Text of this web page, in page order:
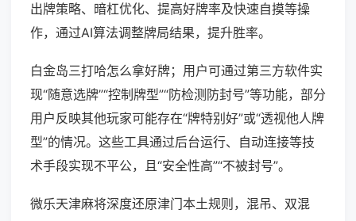
出牌策略、暗杠优化、提高好牌率及快速自摸等操
作，通过AI算法调整牌局结果，提升胜率。
白金岛三打哈怎么拿好牌；用户可通过第三方软件实
现“随意选牌”“控制牌型”“防检测防封号”等功能，部分
用户反映其他玩家可能存在“牌特别好”或“透视他人牌
型”的情况。这些工具通过后台运行、自动连接等技
术手段实现不平公，且“安全性高”“不被封号”。
微乐天津麻将深度还原津门本土规则，混吊、双混